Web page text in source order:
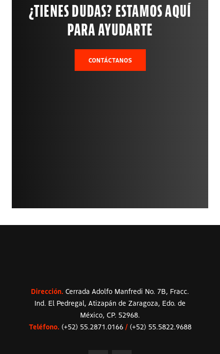
¿TIENES DUDAS? ESTAMOS AQUÍ
PARA AYUDARTE
CONTÁCTANOS
Dirección. Cerrada Adolfo Manfredi No. 7B, Fracc.
Ind. El Pedregal, Atizapán de Zaragoza, Edo. de
México, CP. 52968.
Teléfono. (+52) 55.2871.0166 /(+52) 55.5822.9688